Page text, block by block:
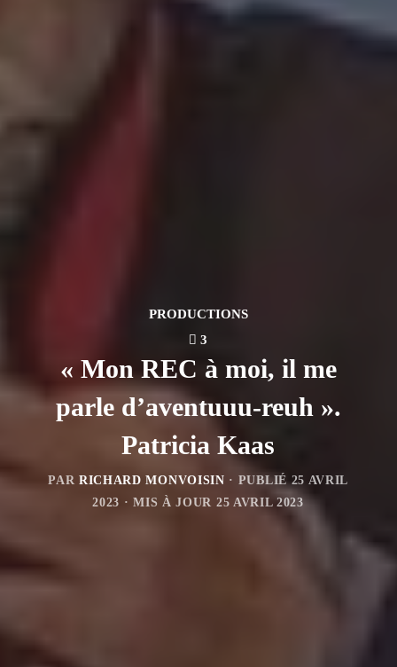
PRODUCTIONS
3
« Mon REC à moi, il me
parle d’aventuuu-reuh ».
Patricia Kaas
PAR RICHARD MONVOISIN · PUBLIÉ 25 AVRIL
2023 · MIS À JOUR 25 AVRIL 2023